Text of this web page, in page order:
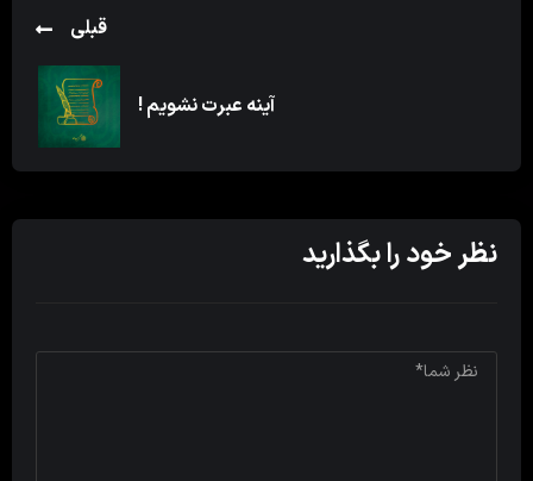
قبلی
آینه عبرت نشویم !
نظر خود را بگذارید